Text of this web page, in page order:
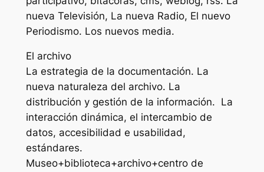
nueva Televisión, La nueva Radio, El nuevo
Periodismo. Los nuevos media.
El archivo
La estrategia de la documentación. La
nueva naturaleza del archivo. La
distribución y gestión de la información. La
interacción dinámica, el intercambio de
datos, accesibilidad e usabilidad,
estándares.
Museo+biblioteca+archivo+centro de